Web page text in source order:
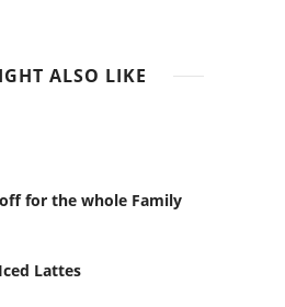
ALSO LIKE
for the whole Family
Lattes